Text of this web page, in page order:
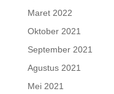
Maret 2022
Oktober 2021
September 2021
Agustus 2021
Mei 2021